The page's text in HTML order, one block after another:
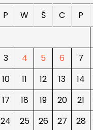
P
W Ś C P
3
4 5 6 7
10
11 12 13 14
17
18 19 20 21
24
25 26 27 28